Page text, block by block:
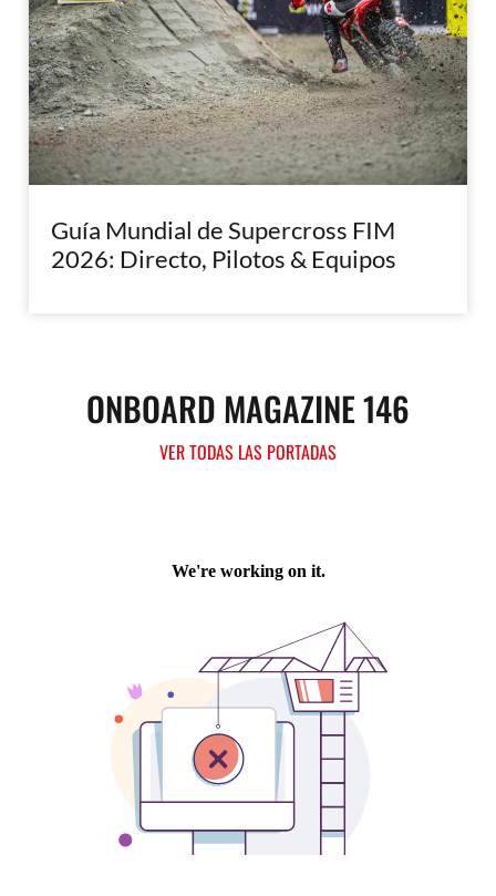
Guía Mundial de Supercross FIM
2026: Directo, Pilotos & Equipos
ONBOARD MAGAZINE 146
VER TODAS LAS PORTADAS